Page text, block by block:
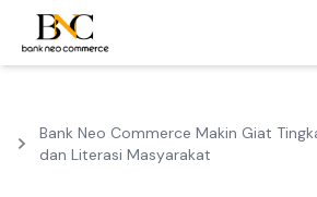
Bank Neo Commerce Makin Giat
dan Literasi Masyarakat